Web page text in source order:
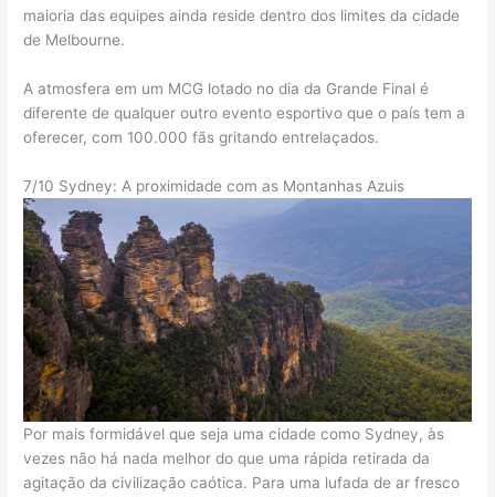
maioria das equipes ainda reside dentro dos limites da cidade
de Melbourne.
A atmosfera em um MCG lotado no dia da Grande Final é
diferente de qualquer outro evento esportivo que o país tem a
oferecer, com 100.000 fãs gritando entrelaçados.
7/10 Sydney: A proximidade com as Montanhas Azuis
Por mais formidável que seja uma cidade como Sydney, às
vezes não há nada melhor do que uma rápida retirada da
agitação da civilização caótica. Para uma lufada de ar fresco